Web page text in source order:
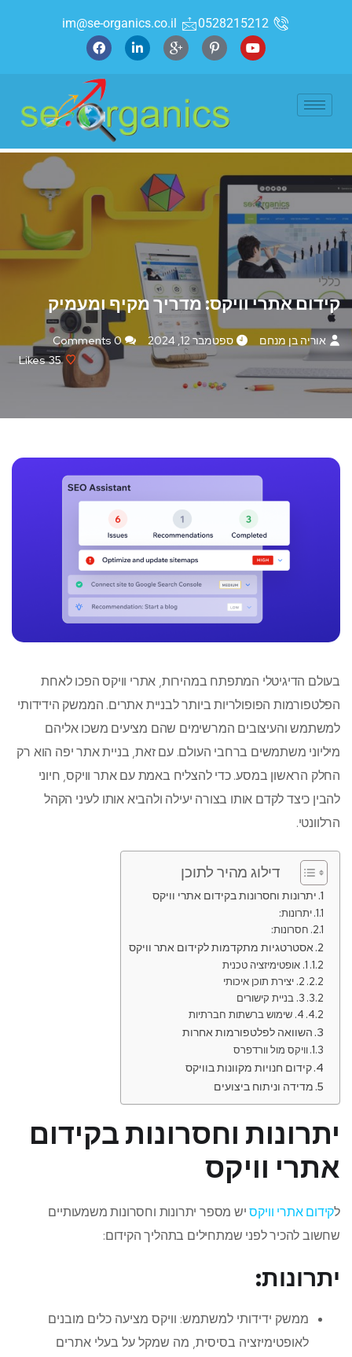
0528215212
im@se-organics.co.il
כללי
קידום אתרי וויקס: מדריך מקיף ומעמיק
אוריה בן מנחם ספטמבר 12, 2024
0 Comments
35
Likes
בעולם הדיגיטלי המתפתח במהירות, אתרי וויקס הפכו לאחת
הפלטפורמות הפופולריות ביותר לבניית אתרים. הממשק הידידותי
למשתמש והעיצובים המרשימים שהם מציעים משכו אליהם
מיליוני משתמשים ברחבי העולם. עם זאת, בניית אתר יפה הוא רק
החלק הראשון במסע. כדי להצליח באמת עם אתר וויקס, חיוני
להבין כיצד לקדם אותו בצורה יעילה ולהביא אותו לעיני הקהל
הרלוונטי.
דילוג מהיר לתוכן
יתרונות וחסרונות בקידום אתרי וויקס
יתרונות:
חסרונות:
אסטרטגיות מתקדמות לקידום אתר וויקס
1. אופטימיזציה טכנית
2. יצירת תוכן איכותי
3. בניית קישורים
4. שימוש ברשתות חברתיות
השוואה לפלטפורמות אחרות
וויקס מול וורדפרס
קידום חנויות מקוונות בוויקס
מדידה וניתוח ביצועים
יתרונות וחסרונות בקידום
אתרי וויקס
לקידום אתרי וויקסיש מספר יתרונות וחסרונות משמעותיים
שחשוב להכיר לפני שמתחילים בתהליך הקידום:
יתרונות:
ממשק ידידותי למשתמש: וויקס מציעה כלים מובנים
לאופטימיזציה בסיסית, מה שמקל על בעלי אתרים